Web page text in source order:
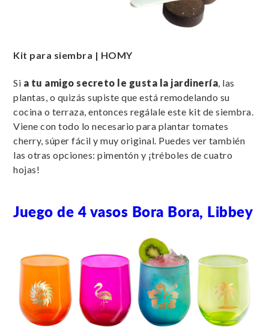
Kit para siembra | HOMY
Si a tu amigo secreto le gusta la jardinería, las
plantas, o quizás supiste que está remodelando su
cocina o terraza, entonces regálale este kit de siembra.
Viene con todo lo necesario para plantar tomates
cherry, súper fácil y muy original. Puedes ver también
las otras opciones: pimentón y ¡tréboles de cuatro
hojas!
Juego de 4 vasos Bora Bora, Libbey